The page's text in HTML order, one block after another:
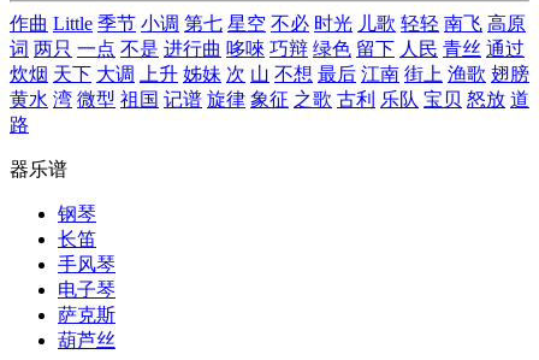
作曲 Little 季节 小调 第七 星空 不必 时光 儿歌 轻轻 南飞 高原
词 两只 一点 不是 进行曲 哆唻 巧辩 绿色 留下 人民 青丝 通过
炊烟 天下 大调 上升 姊妹 次 山 不想 最后 江南 街上 渔歌 翅膀
黄水 湾 微型 祖国 记谱 旋律 象征 之歌 古利 乐队 宝贝 怒放 道
路
器乐谱
钢琴
长笛
手风琴
电子琴
萨克斯
葫芦丝